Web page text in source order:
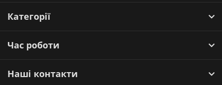
Категорії
Час роботи
Наші контакти